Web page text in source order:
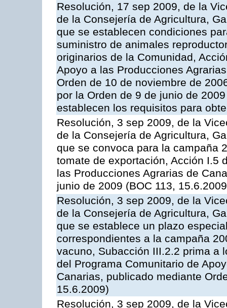
Resolución, 17 sep 2009, de la
de la Consejería de Agricultura,
que se establecen condiciones
suministro de animales
originarios de la Comunidad,
Apoyo a las Producciones
Orden de 10 de noviembre de
por la Orden de 9 de junio de
establecen los requisitos para
Resolución, 3 sep 2009, de la
de la Consejería de Agricultura,
que se convoca para la campaña
tomate de exportación, Acción I.5
las Producciones Agrarias de
junio de 2009 (BOC 113,
Resolución, 3 sep 2009, de la
de la Consejería de Agricultura,
que se establece un plazo
correspondientes a la campaña
vacuno, Subacción III.2.2 prima a
del Programa Comunitario de
Canarias, publicado mediante
15.6.2009)
Resolución, 3 sep 2009, de la